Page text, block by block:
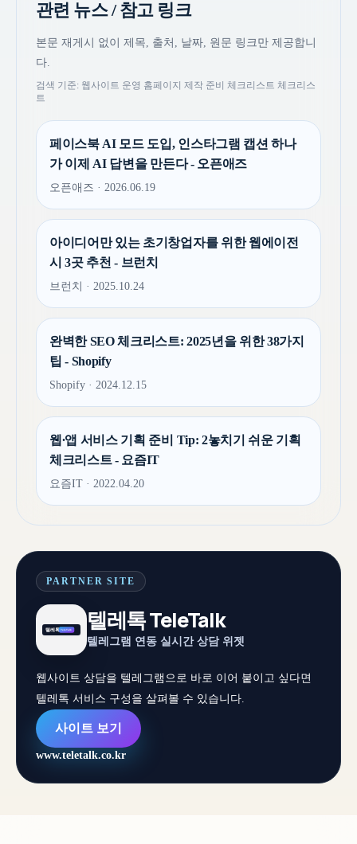
관련 뉴스 / 참고 링크
본문 재게시 없이 제목, 출처, 날짜, 원문 링크만 제공합니
다.
검색 기준: 웹사이트 운영 홈페이지 제작 준비 체크리스트 체크리스
트
페이스북 AI 모드 도입, 인스타그램 캡션 하나
가 이제 AI 답변을 만든다 - 오픈애즈
오픈애즈 · 2026.06.19
아이디어만 있는 초기창업자를 위한 웹에이전
시 3곳 추천 - 브런치
브런치 · 2025.10.24
완벽한 SEO 체크리스트: 2025년을 위한 38가지
팁 - Shopify
Shopify · 2024.12.15
웹∙앱 서비스 기획 준비 Tip: 2놓치기 쉬운 기획
체크리스트 - 요즘IT
요즘IT · 2022.04.20
PARTNER SITE
텔레톡 TeleTalk
텔레그램 연동 실시간 상담 위젯
웹사이트 상담을 텔레그램으로 바로 이어 붙이고 싶다면
텔레톡 서비스 구성을 살펴볼 수 있습니다.
사이트 보기
www.teletalk.co.kr